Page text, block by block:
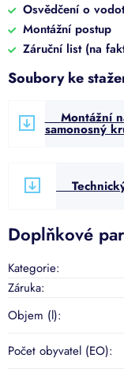
Osvědčení o
Montážní postup
Záruční list (na
Soubory ke
Montážní
samonosný
Doplňkové
Kategorie:
Záruka:
Objem (l):
Počet obyvatel (EO):